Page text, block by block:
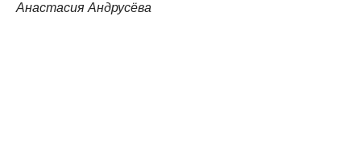
Анастасия Андрусёва